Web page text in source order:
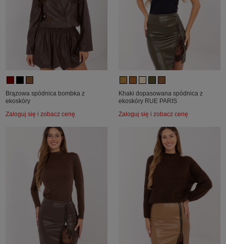
Brązowa spódnica bombka z
ekoskóry
Zaloguj się i zobacz cenę
Khaki dopasowana spódnica z
ekoskóry RUE PARIS
Zaloguj się i zobacz cenę